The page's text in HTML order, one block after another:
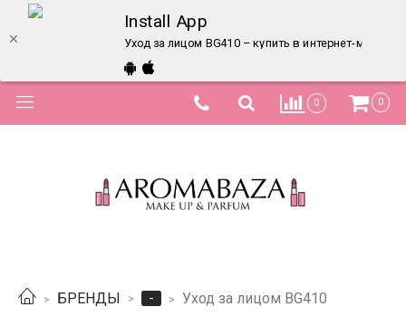
Install App
Уход за лицом BG410 – купить в интернет-
0 0
БРЕНДЫ - Уход за лицом BG410